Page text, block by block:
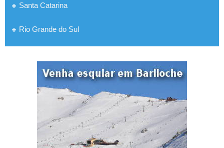
Santa Catarina
Rio Grande do Sul